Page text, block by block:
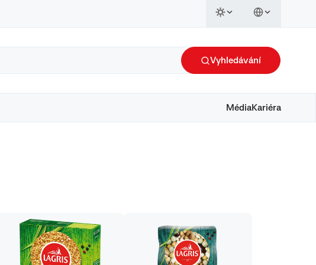
Vyhledávání
MédiaKariéra